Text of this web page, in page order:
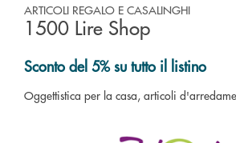
ARTICOLI REGALO E CASALINGHI
1500 Lire Shop
Sconto del 5% su tutto il listino
Oggettistica per la casa, articoli